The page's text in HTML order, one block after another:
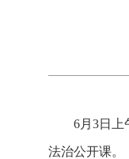
6月3日上
法治公开课。